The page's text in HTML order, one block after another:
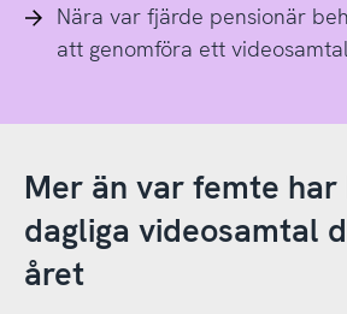
Nära var fjärde pensionär
att genomföra ett
Mer än var femte
dagliga videosamtal
året